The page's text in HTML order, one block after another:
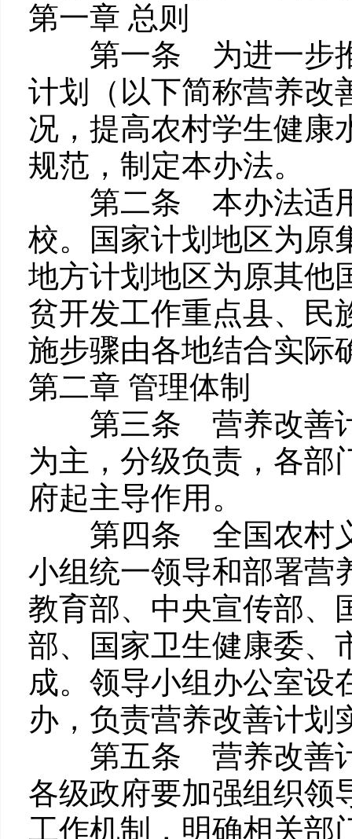
第一章 总则
第一条 为进一步推
计划（以下简称营养改
况，提高农村学生健康
规范，制定本办法。
第二条 本办法适用
校。国家计划地区为原
地方计划地区为原其他
贫开发工作重点县、民
施步骤由各地结合实际
第二章 管理体制
第三条 营养改善计
为主，分级负责，各部
府起主导作用。
第四条 全国农村义
小组统一领导和部署营
教育部、中央宣传部、
部、国家卫生健康委、
成。领导小组办公室设
办，负责营养改善计划
第五条 营养改善计
各级政府要加强组织领
工作机制，明确相关部